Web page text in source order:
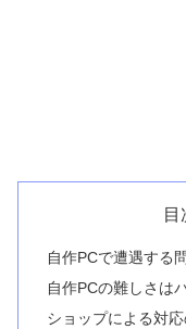
目
自作PCで遭遇する
自作PCの難しさは
ショップによる対